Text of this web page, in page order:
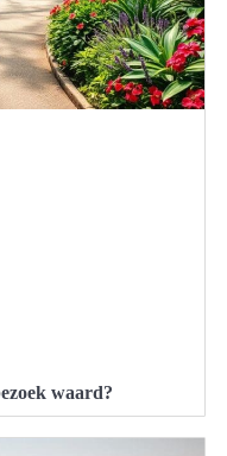
waard?